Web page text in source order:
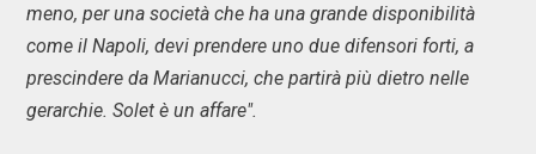
meno, per una società che ha una grande disponibilità
come il Napoli, devi prendere uno due difensori forti, a
prescindere da Marianucci, che partirà più dietro nelle
gerarchie. Solet è un affare".